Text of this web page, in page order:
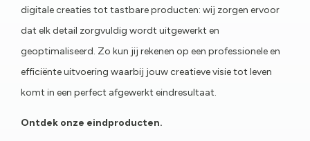
digitale creaties tot tastbare producten: wij zorgen ervoor
dat elk detail zorgvuldig wordt uitgewerkt en
geoptimaliseerd. Zo kun jij rekenen op een professionele en
efficiënte uitvoering waarbij jouw creatieve visie tot leven
komt in een perfect afgewerkt eindresultaat.
Ontdek onze eindproducten.